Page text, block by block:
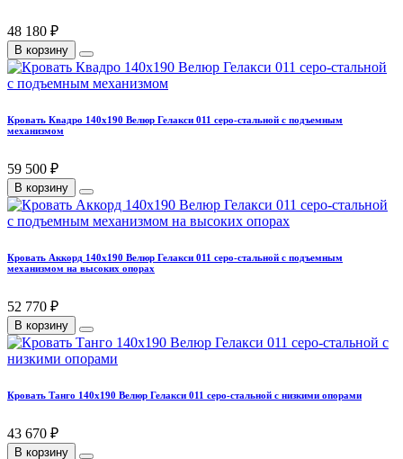
48 180 ₽
В корзину
Кровать Квадро 140х190 Велюр Гелакси 011 серо-стальной с подъемным
механизмом
59 500 ₽
В корзину
Кровать Аккорд 140х190 Велюр Гелакси 011 серо-стальной с подъемным
механизмом на высоких опорах
52 770 ₽
В корзину
Кровать Танго 140х190 Велюр Гелакси 011 серо-стальной с низкими опорами
43 670 ₽
В корзину